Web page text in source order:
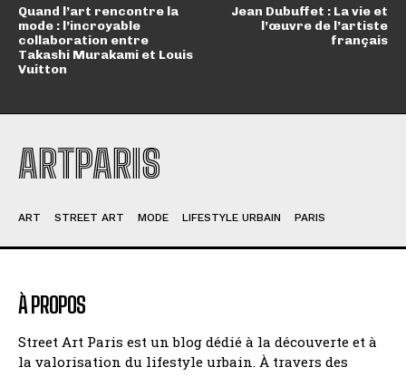
Quand l’art rencontre la
mode : l’incroyable
collaboration entre
Takashi Murakami et Louis
Vuitton
Jean Dubuffet : La vie et
l’œuvre de l’artiste
français
ARTPARIS
ART STREET ART MODE LIFESTYLE URBAIN PARIS
À PROPOS
Street Art Paris est un blog dédié à la découverte et à
la valorisation du lifestyle urbain. À travers des